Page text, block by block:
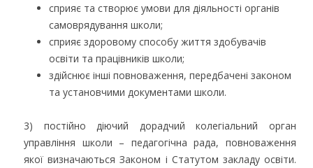
сприяє та створює умови для діяльності органів
самоврядування школи;
сприяє здоровому способу життя здобувачів
освіти та працівників школи;
здійснює інші повноваження, передбачені законом
та установчими документами школи.
3) постійно діючий дорадчий колегіальний орган
управління школи – педагогічна рада, повноваження
якої визначаються Законом і Статутом закладу освіти.